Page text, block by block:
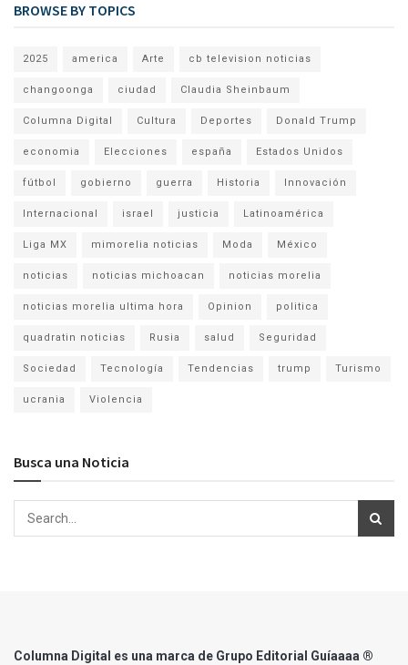
BROWSE BY TOPICS
2025 america Arte cb television noticias
changoonga ciudad Claudia Sheinbaum
Columna Digital Cultura Deportes Donald Trump
economia Elecciones españa Estados Unidos
fútbol gobierno guerra Historia Innovación
Internacional israel justicia Latinoamérica
Liga MX mimorelia noticias Moda México
noticias noticias michoacan noticias morelia
noticias morelia ultima hora Opinion politica
quadratin noticias Rusia salud Seguridad
Sociedad Tecnología Tendencias trump Turismo
ucrania Violencia
Busca una Noticia
Columna Digital es una marca de Grupo Editorial Guíaaaa ®